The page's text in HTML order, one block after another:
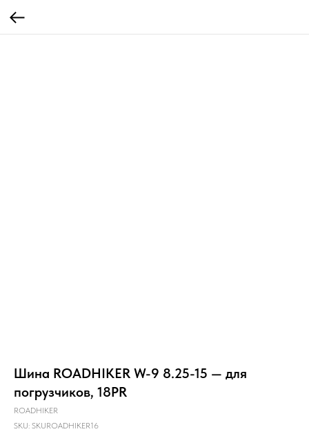
Шина ROADHIKER W-9 8.25-15 — для
погрузчиков, 18PR
ROADHIKER
SKU: SKUROADHIKER16